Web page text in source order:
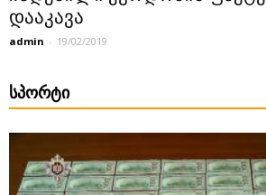
დააკავა
admin - 19/02/2019
ᲡᲞᲝᲠᲢᲘ